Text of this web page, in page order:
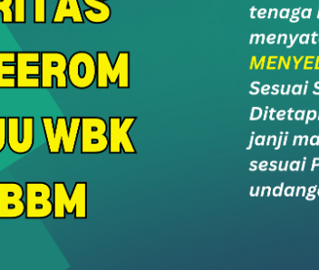
SurNi
PPID MAN Keerom